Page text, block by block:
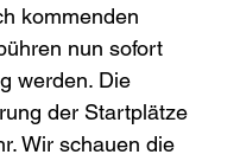
kommenden
nun sofort
werden. Die
der Startplätze
Wir schauen die